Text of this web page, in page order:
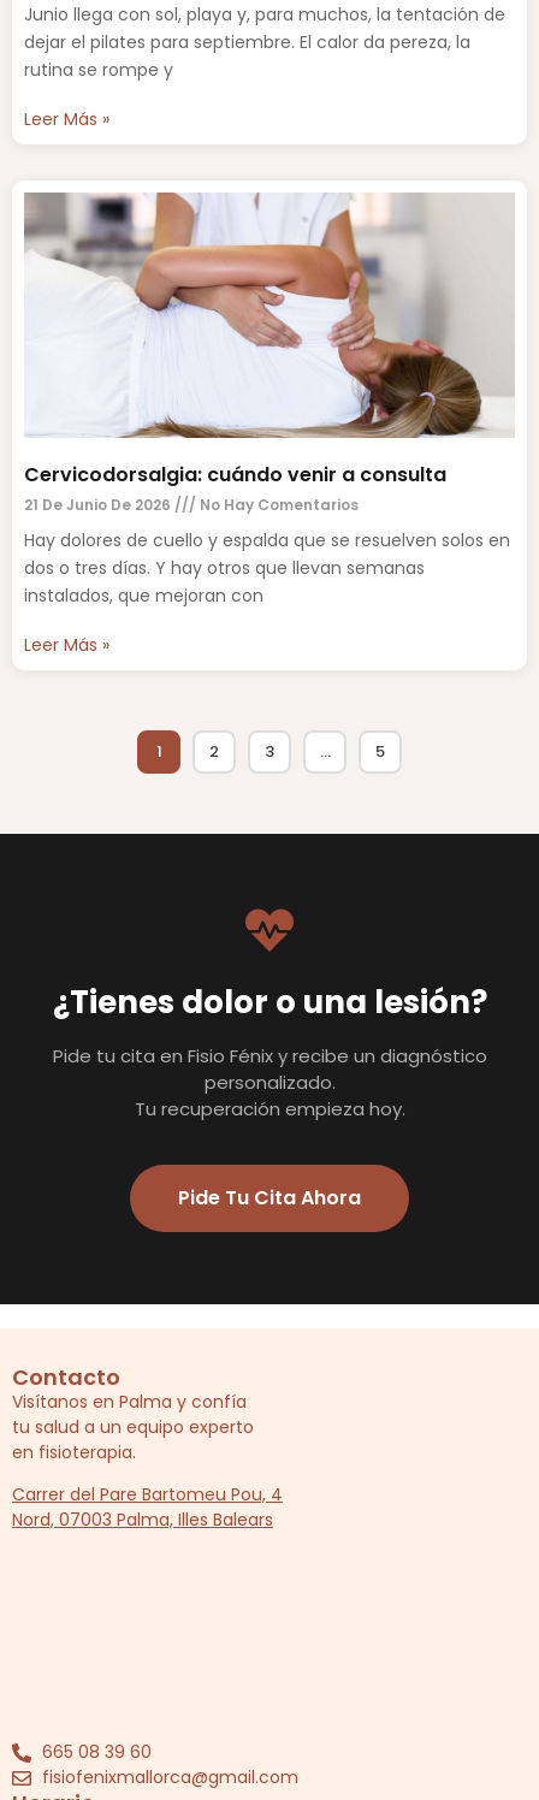
Junio llega con sol, playa y, para muchos, la tentación de
dejar el pilates para septiembre. El calor da pereza, la
rutina se rompe y
Leer Más »
Cervicodorsalgia: cuándo venir a consulta
21 De Junio De 2026 No Hay Comentarios
Hay dolores de cuello y espalda que se resuelven solos en
dos o tres días. Y hay otros que llevan semanas
instalados, que mejoran con
Leer Más »
1 2 3 … 5
¿Tienes dolor o una lesión?
Pide tu cita en Fisio Fénix y recibe un diagnóstico
personalizado.
Tu recuperación empieza hoy.
Pide Tu Cita Ahora
Contacto
Visítanos en Palma y confía
tu salud a un equipo experto
en fisioterapia.
Carrer del Pare Bartomeu Pou, 4
Nord, 07003 Palma, Illes Balears
665 08 39 60
fisiofenixmallorca@gmail.com